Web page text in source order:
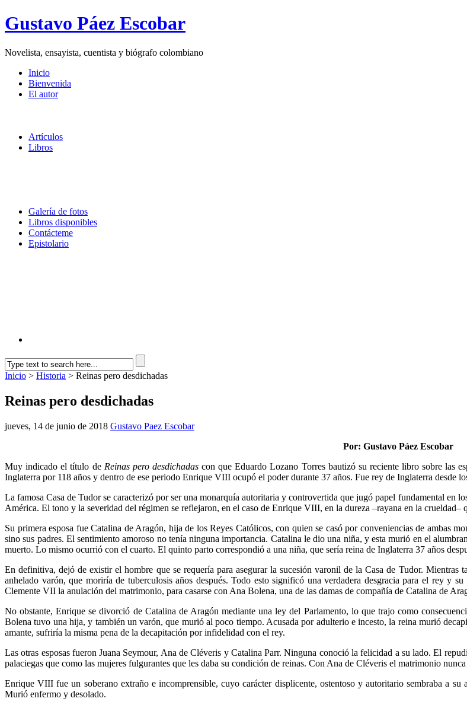
Gustavo Páez Escobar
Novelista, ensayista, cuentista y biógrafo colombiano
Inicio
Bienvenida
El autor
Artículos
Libros
Galería de fotos
Libros disponibles
Contácteme
Epistolario
Inicio > Historia > Reinas pero desdichadas
Reinas pero desdichadas
jueves, 14 de junio de 2018 Gustavo Paez Escobar
Por: Gustavo Páez Escobar
Muy indicado el título de Reinas pero desdichadascon que Eduardo Lozano Torres bautizó su reciente libro sobre las
Inglaterra por 118 años y dentro de ese periodo Enrique VIII ocupó el poder durante 37 años. Fue rey de Inglaterra desde
La famosa Casa de Tudor se caracterizó por ser una monarquía autoritaria y controvertida que jugó papel fundamental en
América. El tono y la severidad del régimen se reflejaron, en el caso de Enrique VIII, en la dureza –rayana en la crueldad–
Su primera esposa fue Catalina de Aragón, hija de los Reyes Católicos, con quien se casó por conveniencias de ambas
sino sus padres. El sentimiento amoroso no tenía ninguna importancia. Catalina le dio una niña, y esta murió en el
muerto. Lo mismo ocurrió con el cuarto. El quinto parto correspondió a una niña, que sería reina de Inglaterra 37 años
En definitiva, dejó de existir el hombre que se requería para asegurar la sucesión varonil de la Casa de Tudor.
anhelado varón, que moriría de tuberculosis años después. Todo esto significó una verdadera desgracia para el rey y
Clemente VII la anulación del matrimonio, para casarse con Ana Bolena, una de las damas de compañía de Catalina de
No obstante, Enrique se divorció de Catalina de Aragón mediante una ley del Parlamento, lo que trajo como
Bolena tuvo una hija, y también un varón, que murió al poco tiempo. Acusada por adulterio e incesto, la reina murió
amante, sufriría la misma pena de la decapitación por infidelidad con el rey.
Las otras esposas fueron Juana Seymour, Ana de Cléveris y Catalina Parr. Ninguna conoció la felicidad a su lado. El
palaciegas que como las mujeres fulgurantes que les daba su condición de reinas. Con Ana de Cléveris el matrimonio
Enrique VIII fue un soberano extraño e incomprensible, cuyo carácter displicente, ostentoso y autoritario sembraba a
Murió enfermo y desolado.